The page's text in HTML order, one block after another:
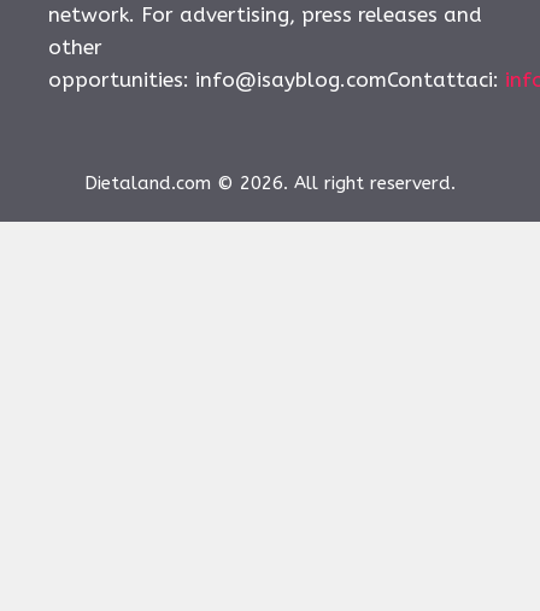
network. For advertising, press releases and
other
opportunities: info@isayblog.comContattaci:
Dietaland.com © 2026. All right reserverd.